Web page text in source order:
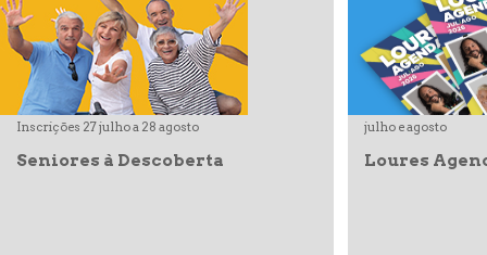
Inscrições 27 julho a 28 agosto
Seniores à Descoberta
julho e agosto
Loures